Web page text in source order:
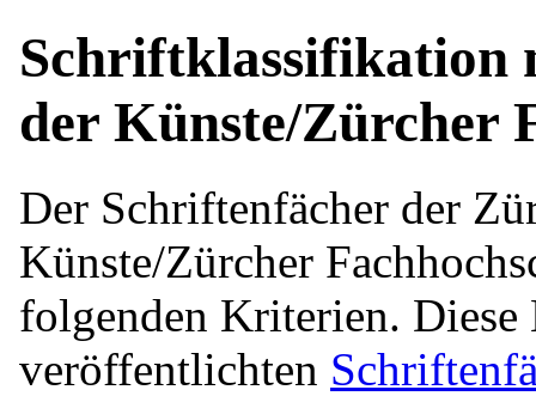
Schriftklassifikation
der Künste/Zürcher
Der Schriftenfächer der
Künste/Zürcher
folgenden Kriterien.
veröffentlichten